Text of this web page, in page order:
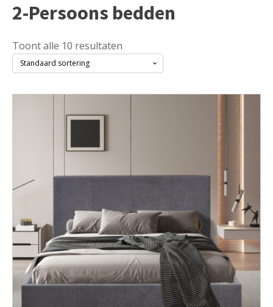
2-Persoons bedden
Toont alle 10 resultaten